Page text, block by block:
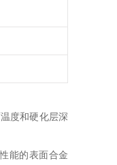
度和硬化层深
能的表面合金